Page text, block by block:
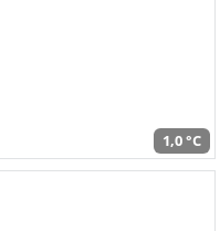
1,0 °C